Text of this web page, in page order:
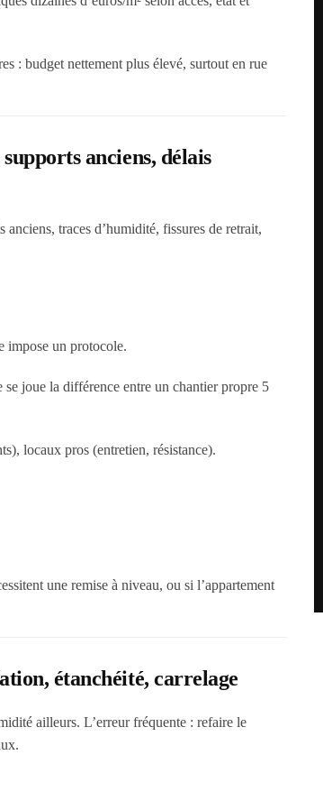
: budget nettement plus élevé, surtout en rue
anciens, délais
traces d’humidité, fissures de retrait,
impose un protocole.
se joue la différence entre un chantier propre 5
locaux pros (entretien, résistance).
une remise à niveau, ou si l’appartement
étanchéité, carrelage
ailleurs. L’erreur fréquente : refaire le